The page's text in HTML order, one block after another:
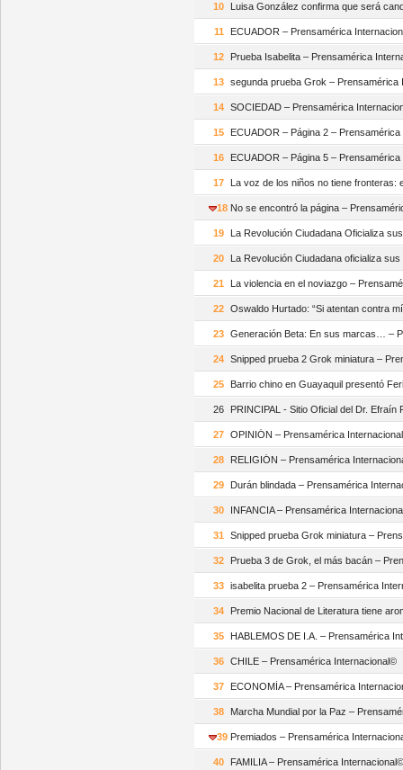
10 Luisa González confirma que será
11 ECUADOR – Prensamérica
12 Prueba Isabelita – Prensamérica
13 segunda prueba Grok – Prensamérica
14 SOCIEDAD – Prensamérica
15 ECUADOR – Página 2 –
16 ECUADOR – Página 5 –
17 La voz de los niños no tiene fronteras:
18 No se encontró la página –
19 La Revolución Ciudadana Oficializa
20 La Revolución Ciudadana oficializa
21 La violencia en el noviazgo –
22 Oswaldo Hurtado: “Si atentan contra
23 Generación Beta: En sus marcas… –
24 Snipped prueba 2 Grok miniatura –
25 Barrio chino en Guayaquil presentó
26 PRINCIPAL - Sitio Oficial del Dr. Efraín
27 OPINIÓN – Prensamérica
28 RELIGIÓN – Prensamérica
29 Durán blindada – Prensamérica
30 INFANCIA – Prensamérica
31 Snipped prueba Grok miniatura –
32 Prueba 3 de Grok, el más bacán –
33 isabelita prueba 2 – Prensamérica
34 Premio Nacional de Literatura tiene
35 HABLEMOS DE I.A. – Prensamérica
36 CHILE – Prensamérica Internacional©
37 ECONOMÍA – Prensamérica
38 Marcha Mundial por la Paz –
39 Premiados – Prensamérica
40 FAMILIA – Prensamérica Internacional©